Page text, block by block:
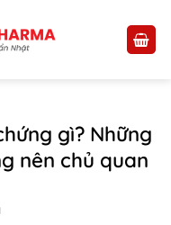
gì? Những
nên chủ quan